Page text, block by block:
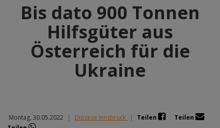
Bis dato 900 Tonnen
Hilfsgüter aus
Österreich für die
Ukraine
Montag, 30.05.2022 | Diözese Innsbruck | Teilen
Teilen